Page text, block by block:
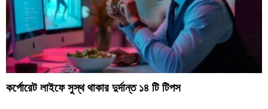
কর্পোরেট লাইফে সুস্থ থাকার দুর্দান্ত ১৪ টি টিপস